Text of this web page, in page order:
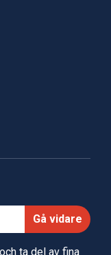
Gå vidare
ta del av fina